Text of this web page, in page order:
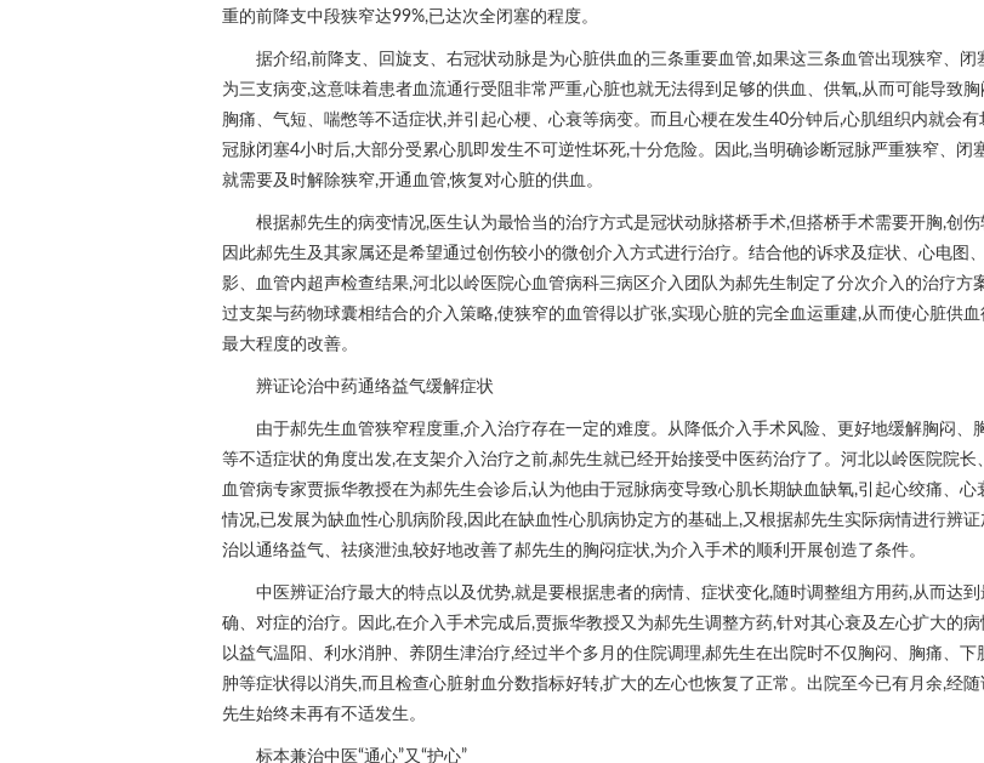
重的前降支中段狭窄达99%,已达次全闭塞的程度。
据介绍,前降支、回旋支、右冠状动脉是为心脏供血的三条重要血管,如果这三条血管出现狭窄、闭
为三支病变,这意味着患者血流通行受阻非常严重,心脏也就无法得到足够的供血、供氧,从而可能导致胸
胸痛、气短、喘憋等不适症状,并引起心梗、心衰等病变。而且心梗在发生40分钟后,心肌组织内就会有
冠脉闭塞4小时后,大部分受累心肌即发生不可逆性坏死,十分危险。因此,当明确诊断冠脉严重狭窄、闭
就需要及时解除狭窄,开通血管,恢复对心脏的供血。
根据郝先生的病变情况,医生认为最恰当的治疗方式是冠状动脉搭桥手术,但搭桥手术需要开胸,创伤
因此郝先生及其家属还是希望通过创伤较小的微创介入方式进行治疗。结合他的诉求及症状、心电图
影、血管内超声检查结果,河北以岭医院心血管病科三病区介入团队为郝先生制定了分次介入的治疗方
过支架与药物球囊相结合的介入策略,使狭窄的血管得以扩张,实现心脏的完全血运重建,从而使心脏供血
最大程度的改善。
辨证论治中药通络益气缓解症状
由于郝先生血管狭窄程度重,介入治疗存在一定的难度。从降低介入手术风险、更好地缓解胸闷、
等不适症状的角度出发,在支架介入治疗之前,郝先生就已经开始接受中医药治疗了。河北以岭医院院长
血管病专家贾振华教授在为郝先生会诊后,认为他由于冠脉病变导致心肌长期缺血缺氧,引起心绞痛、心
情况,已发展为缺血性心肌病阶段,因此在缺血性心肌病协定方的基础上,又根据郝先生实际病情进行辨证
治以通络益气、祛痰泄浊,较好地改善了郝先生的胸闷症状,为介入手术的顺利开展创造了条件。
中医辨证治疗最大的特点以及优势,就是要根据患者的病情、症状变化,随时调整组方用药,从而达到
确、对症的治疗。因此,在介入手术完成后,贾振华教授又为郝先生调整方药,针对其心衰及左心扩大的病
以益气温阳、利水消肿、养阴生津治疗,经过半个多月的住院调理,郝先生在出院时不仅胸闷、胸痛、下
肿等症状得以消失,而且检查心脏射血分数指标好转,扩大的左心也恢复了正常。出院至今已有月余,经随
先生始终未再有不适发生。
标本兼治中医“通心”又“护心”